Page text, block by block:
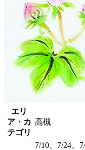
エリ
ア・カ
テゴリ
高槻
7/10、7/24、